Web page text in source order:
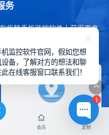
务
华鲸手机监控软件上获得更良
我们的会员服务。
免费售后服务
会员 定制
1
监控软件官网，假如您想
备，了解对方的想法和聊
在线客服窗口联系我们！